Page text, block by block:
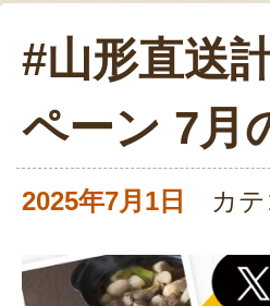
#山形直送
ペーン 7月
2025年7月1日 カテ